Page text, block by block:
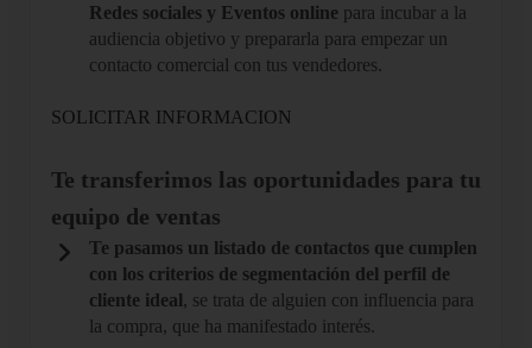
Redes sociales y Eventos online para incubar a la
audiencia objetivo y prepararla para empezar un
contacto comercial con tus vendedores.
SOLICITAR INFORMACION
Te transferimos las oportunidades para tu
equipo de ventas
Te pasamos un listado de contactos que cumplen
con los criterios de segmentación del perfil de
cliente ideal, se trata de alguien con influencia para
la compra, que ha manifestado interés.